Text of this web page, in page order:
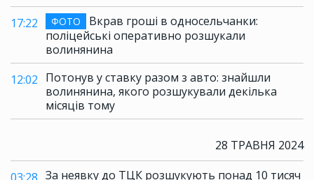
17:22 ФОТО
Вкрав гроші в односельчанки:
поліцейські оперативно розшукали
волинянина
12:02 Потонув у ставку разом з авто: знайшли
волинянина, якого розшукували декілька
місяців тому
28 ТРАВНЯ 2024
За неявку до ТЦК розшукують понад 10 тисяч